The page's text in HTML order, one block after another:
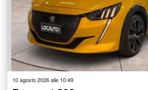
10 agosto 2026 alle 10:49